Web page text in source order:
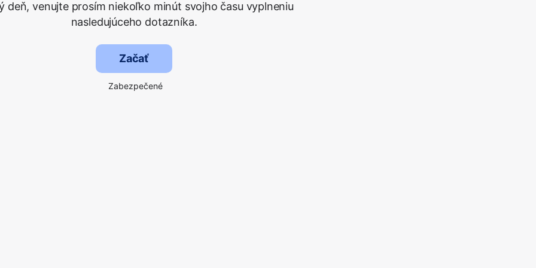
deň, venujte prosím niekoľko minút svojho času vyplneniu
nasledujúceho dotazníka.
Začať
Zabezpečené